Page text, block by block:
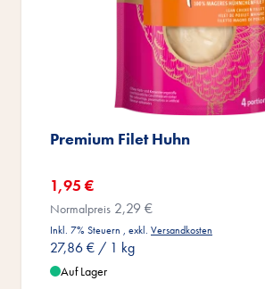
Premium Filet Huhn
Sonderangebot
1,95 €
Normalpreis 2,29 €
Inkl. 7% Steuern , exkl. Versandkosten
27,86 € / 1 kg
Auf Lager